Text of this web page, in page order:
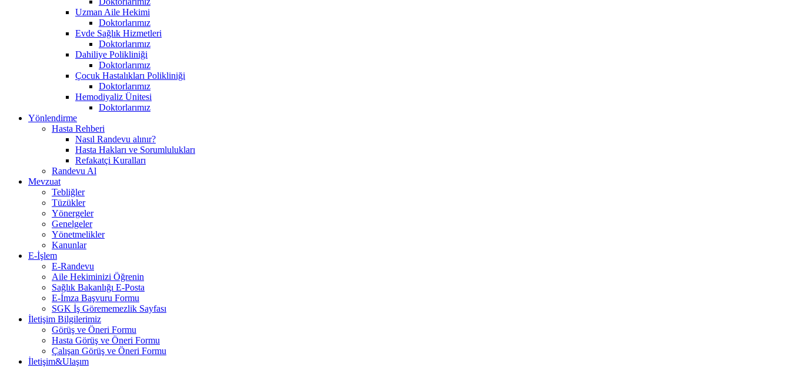
Uzman Aile Hekimi
Doktorlarımız
Evde Sağlık Hizmetleri
Doktorlarımız
Dahiliye Polikliniği
Doktorlarımız
Çocuk Hastalıkları Polikliniği
Doktorlarımız
Hemodiyaliz Ünitesi
Doktorlarımız
Yönlendirme
Hasta Rehberi
Nasıl Randevu alınır?
Hasta Hakları ve Sorumlulukları
Refakatçi Kuralları
Randevu Al
Mevzuat
Tebliğler
Tüzükler
Yönergeler
Genelgeler
Yönetmelikler
Kanunlar
E-İşlem
E-Randevu
Aile Hekiminizi Öğrenin
Sağlık Bakanlığı E-Posta
E-İmza Başvuru Formu
SGK İş Görememezlik Sayfası
İletişim Bilgilerimiz
Görüş ve Öneri Formu
Hasta Görüş ve Öneri Formu
Çalışan Görüş ve Öneri Formu
İletişim&Ulaşım